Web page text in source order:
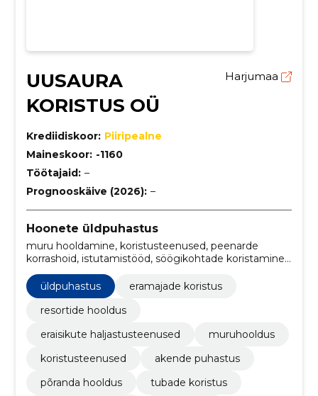
UUSAURA
KORISTUS OÜ
Harjumaa
Krediidiskoor: Piiripealne
Maineskoor: -1160
Töötajaid: –
Prognooskäive (2026): –
Hoonete üldpuhastus
muru hooldamine, koristusteenused, peenarde
korrashoid, istutamistööd, söögikohtade koristamine,
restoranide ja söögikohtade koristamine,
majutusruumide koristamine, Põõsaste ja puude
hooldus, istutamine, eramajade koristus
üldpuhastus
eramajade koristus
resortide hooldus
eraisikute haljastusteenused
muruhooldus
koristusteenused
akende puhastus
põranda hooldus
tubade koristus